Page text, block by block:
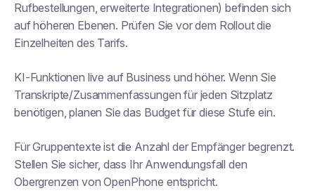
Rufbestellungen, erweiterte Integrationen) befinden sich
auf höheren Ebenen. Prüfen Sie vor dem Rollout die
Einzelheiten des Tarifs.
KI-Funktionen live auf Business und höher. Wenn Sie
Transkripte/Zusammenfassungen für jeden Sitzplatz
benötigen, planen Sie das Budget für diese Stufe ein.
Für Gruppentexte ist die Anzahl der Empfänger begrenzt.
Stellen Sie sicher, dass Ihr Anwendungsfall den
Obergrenzen von OpenPhone entspricht.